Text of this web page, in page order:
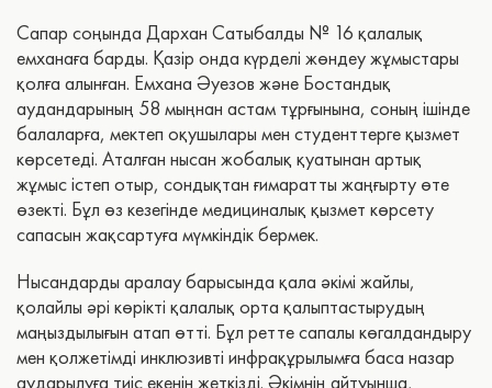
Сапар соңында Дархан Сатыбалды № 16 қалалық
емханаға барды. Қазір онда күрделі жөндеу жұмыстары
қолға алынған. Емхана Әуезов және Бостандық
аудандарының 58 мыңнан астам тұрғынына, соның ішінде
балаларға, мектеп оқушылары мен студенттерге қызмет
көрсетеді. Аталған нысан жобалық қуатынан артық
жұмыс істеп отыр, сондықтан ғимаратты жаңғырту өте
өзекті. Бұл өз кезегінде медициналық қызмет көрсету
сапасын жақсартуға мүмкіндік бермек.
Нысандарды аралау барысында қала әкімі жайлы,
қолайлы әрі көрікті қалалық орта қалыптастырудың
маңыздылығын атап өтті. Бұл ретте сапалы көгалдандыру
мен қолжетімді инклюзивті инфрақұрылымға баса назар
аударылуға тиіс екенін жеткізді. Әкімнің айтуынша,